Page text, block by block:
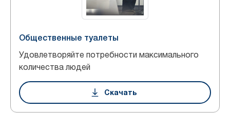
Общественные туалеты
Удовлетворяйте потребности максимального
количества людей
Скачать